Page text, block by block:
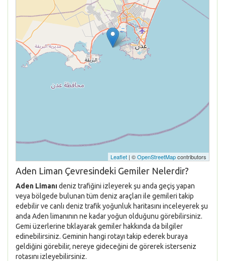
Leaflet | ©OpenStreetMapcontributors
Aden Liman Çevresindeki Gemiler Nelerdir?
Aden Limanıdeniz trafiğini izleyerek şu anda geçiş yapan
veya bölgede bulunan tüm deniz araçları ile gemileri takip
edebilir ve canlı deniz trafik yoğunluk haritasını inceleyerek şu
anda Aden limanının ne kadar yoğun olduğunu görebilirsiniz.
Gemi üzerlerine tıklayarak gemiler hakkında da bilgiler
edinebilirsiniz. Geminin hangi rotayı takip ederek buraya
geldiğini görebilir, nereye gideceğini de görerek isterseniz
rotasını izleyebilirsiniz.